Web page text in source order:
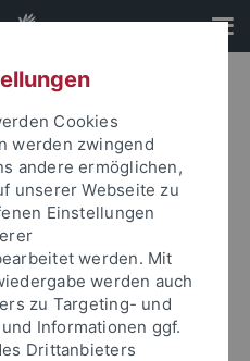
und Ihr Passwort an um sich
Cookies
werden zwingend
andere ermöglichen,
unserer Webseite zu
Einstellungen
werden. Mit
werden auch
zu Targeting- und
Informationen ggf.
Drittanbieters